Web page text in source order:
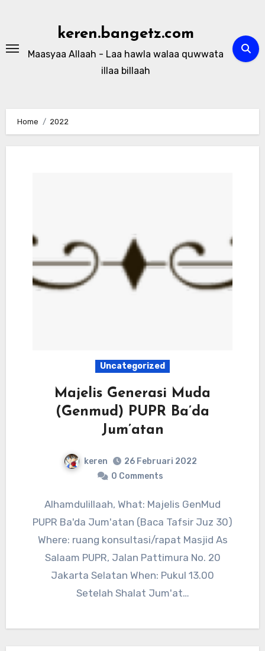
keren.bangetz.com
Maasyaa Allaah - Laa hawla walaa quwwata
illaa billaah
Home 2022
Uncategorized
Majelis Generasi Muda
(Genmud) PUPR Ba’da
Jum’atan
keren
26 Februari 2022
0 Comments
Alhamdulillaah, What: Majelis GenMud
PUPR Ba'da Jum'atan (Baca Tafsir Juz 30)
Where: ruang konsultasi/rapat Masjid As
Salaam PUPR, Jalan Pattimura No. 20
Jakarta Selatan When: Pukul 13.00
Setelah Shalat Jum'at…